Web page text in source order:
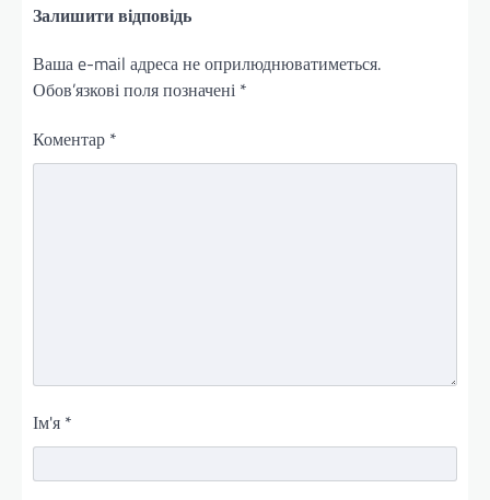
Залишити відповідь
Ваша e-mail адреса не оприлюднюватиметься.
Обов’язкові поля позначені *
Коментар *
Ім'я *